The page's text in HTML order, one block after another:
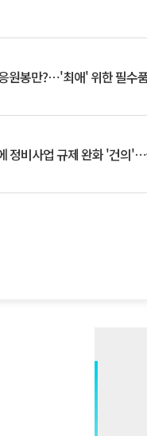
원봉만?⋯'최애' 위한 필수
정비사업 규제 완화 '건의